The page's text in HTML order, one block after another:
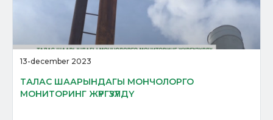
13-december 2023
ТАЛАС ШААРЫНДАГЫ МОНЧОЛОРГО
МОНИТОРИНГ ЖҮРГҮЗҮЛДҮ